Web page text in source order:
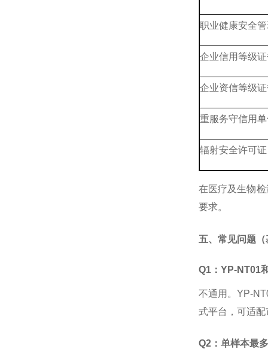
职业健康安全
企业信用等级
企业资信等级
重服务守信用
辐射安全许可证
在医疗及生物
要求。
五、常见问题
Q1：YP-NT01
不通用。 YP-
式平台，可适
Q2：单样本最